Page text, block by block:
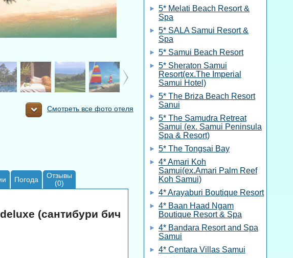
Смотреть все фото отеля
Погода
Отзывы
(0)
(сантибури бич
5* Melati Beach Resort &
Spa
5* SALA Samui Resort &
Spa
5* Samui Beach Resort
5* Sheraton Samui
Resort(ex.The Imperial
Samui Hotel)
5* The Briza Beach Resort
Sanui
5* The Samudra Retreat
Samui (ex. Samui Peninsula
Spa & Resort)
5* The Tongsai Bay
4* Amari Koh
Samui(ex.Amari Palm Reef
Koh Samui)
4* Arayaburi Boutique Resort
4* Baan Haad Ngam
Boutique Resort & Spa
4* Bandara Resort and Spa
Samui
4* Centara Villas Samui